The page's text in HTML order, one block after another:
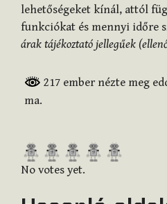
lehetőségeket kínál, attól
funkciókat és mennyi időre
árak tájékoztató jellegűek
217 ember nézte meg
ma.
R
a
No votes yet.